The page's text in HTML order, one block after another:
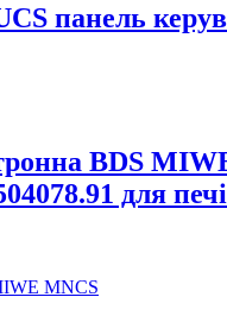
панель
BDS
для